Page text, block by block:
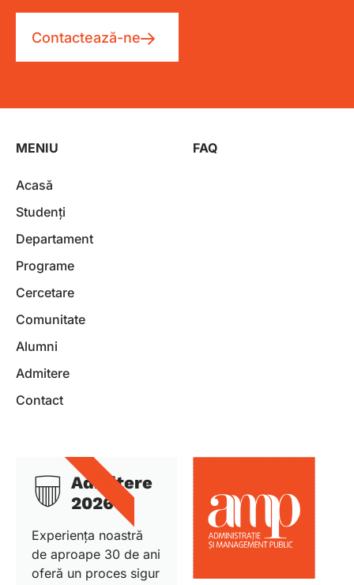
Contactează-ne
MENIU
Acasă
Studenți
Departament
Programe
Cercetare
Comunitate
Alumni
Admitere
Contact
FAQ
Admitere
2026
Experiența noastră
de aproape 30 de ani
oferă un proces sigur
DETALII